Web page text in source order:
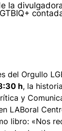
la
del Orgullo
h, la
y
LABoral
libro: «Nos